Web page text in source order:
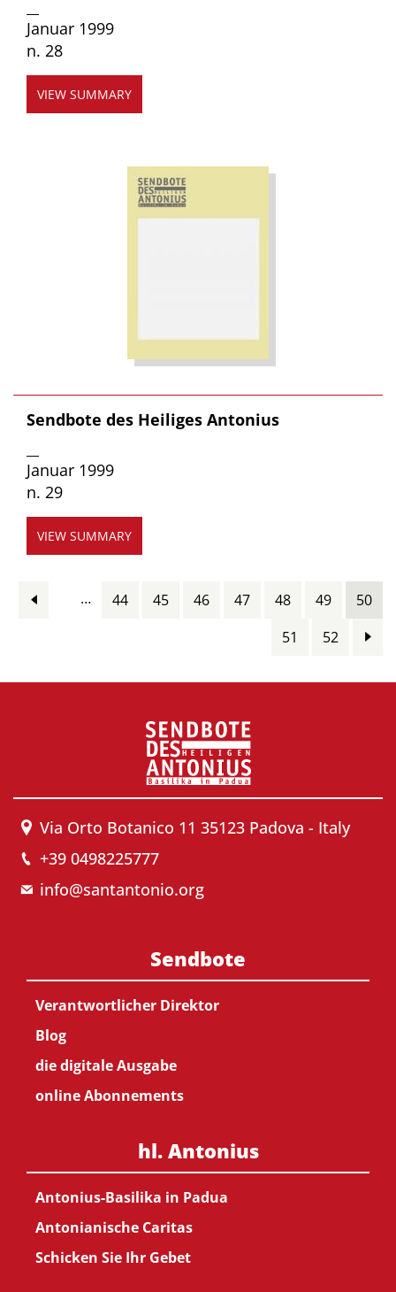
Januar 1999
n. 28
VIEW SUMMARY
Sendbote des Heiliges Antonius
Januar 1999
n. 29
VIEW SUMMARY
Pages … 44 45 46 47 48 49
50
51
52
Via Orto Botanico 11 35123 Padova - Italy
+39 0498225777
info@santantonio.org
Sendbote
Verantwortlicher Direktor
Blog
die digitale Ausgabe
online Abonnements
hl. Antonius
Antonius-Basilika in Padua
Antonianische Caritas
Schicken Sie Ihr Gebet